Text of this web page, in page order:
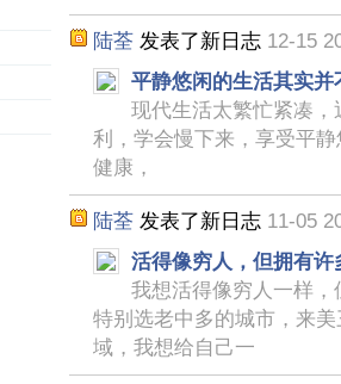
陆荃 发表了新日志 12-15
平静悠闲的生活其实并
现代生活太繁忙紧凑
利，学会慢下来，享受平
健康，
陆荃 发表了新日志 11-05
活得像穷人，但拥有许
我想活得像穷人一样
特别选老中多的城市，来
域，我想给自己一